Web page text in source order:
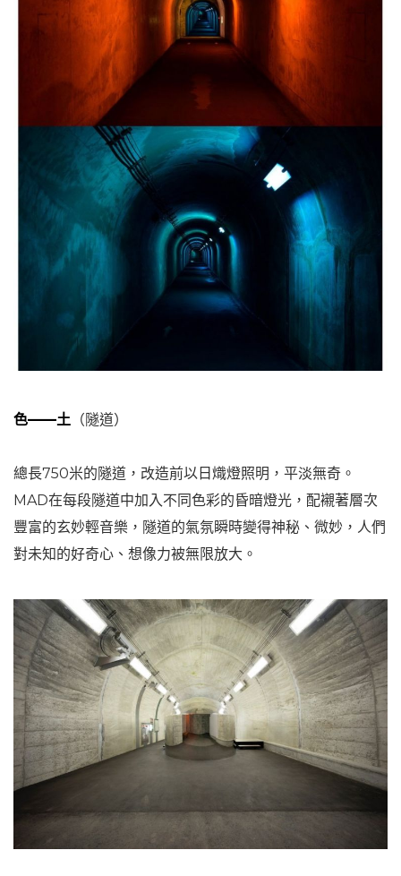
色——土 （隧道）
總長750米的隧道，改造前以日熾燈照明，平淡無奇。
MAD在每段隧道中加入不同色彩的昏暗燈光，配襯著層次
豐富的玄妙輕音樂，隧道的氣氛瞬時變得神秘、微妙，人們
對未知的好奇心、想像力被無限放大。